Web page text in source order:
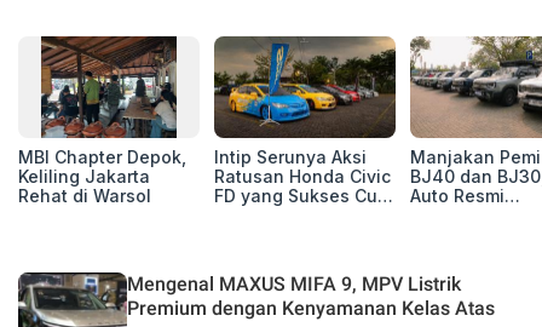
MBI Chapter Depok,
Keliling Jakarta
Rehat di Warsol
Intip Serunya Aksi
Ratusan Honda Civic
FD yang Sukses Curi
Manjakan
BJ40 dan
Auto Resmi
Mengenal MAXUS MIFA 9, MPV Listrik
Premium dengan Kenyamanan Kelas Atas